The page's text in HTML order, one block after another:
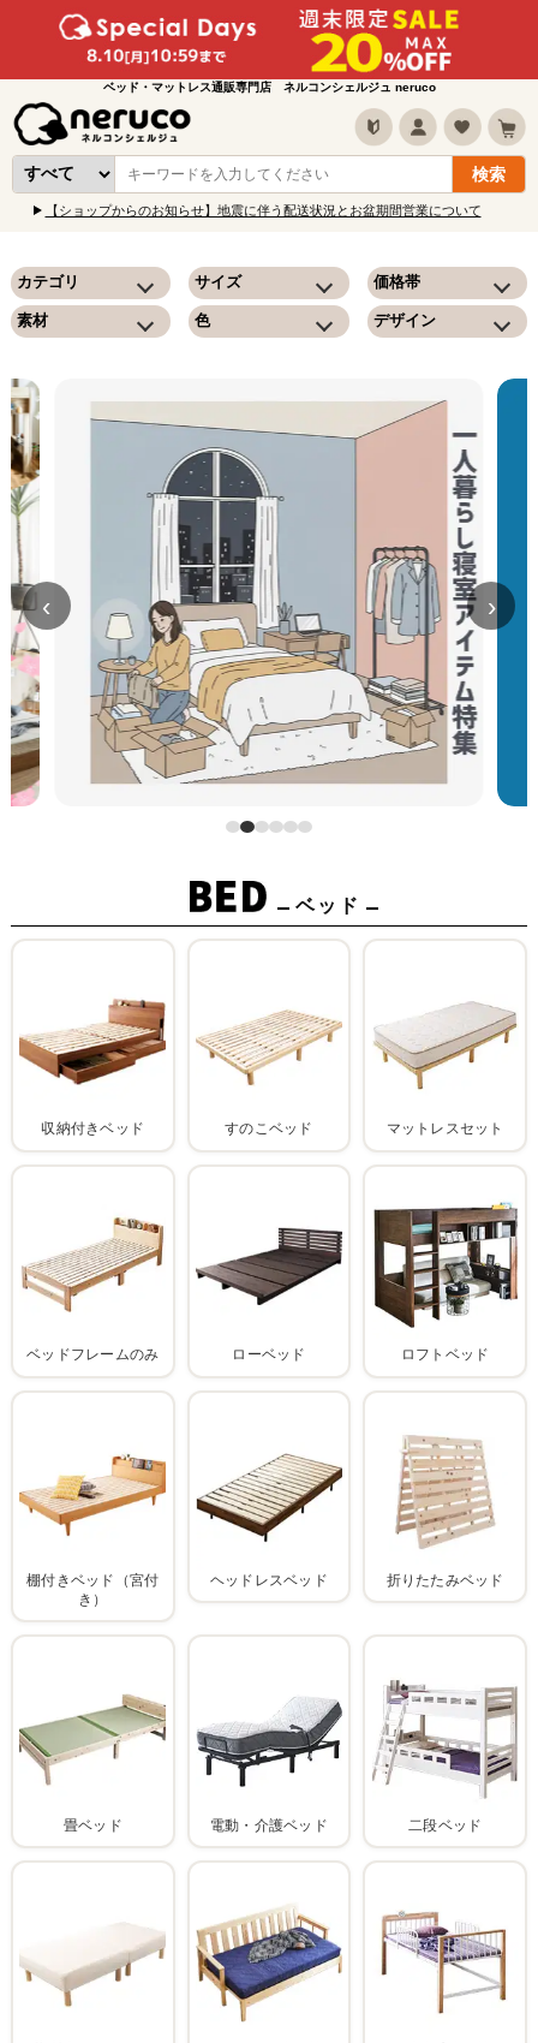
ベッド・マットレス通販専門店 ネルコンシェルジュ neruco
【ショップからのお知らせ】地震に伴う配送状況とお盆期間営業について
‹ ›
ベッド
収納付きベッド すのこベッド マットレスセット
ベッドフレームのみ ローベッド ロフトベッド
棚付きベッド（宮付
き）
ヘッドレスベッド 折りたたみベッド
畳ベッド 電動・介護ベッド 二段ベッド